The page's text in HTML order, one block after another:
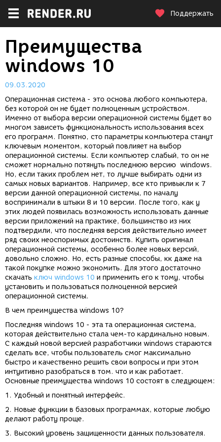
Поддержать
Преимущества
windows 10
09.03.2020
Операционная система - это основа любого компьютера,
без которой он не будет полноценным устройством.
Именно от выбора версии операционной системы будет во
многом зависеть функциональность использования всех
его программ. Понятно, сто параметры компьютера станут
ключевым моментом, который повлияет на выбор
операционной системы. Если компьютер слабый, то он не
сможет нормально потянуть последнюю версию windows.
Но, если таких проблем нет, то лучше выбирать одни из
самых новых вариантов. Например, все кто привыкли к 7
версии данной операционной системы, по началу
воспринимали в штыки 8 и 10 версии. После того, как у
этих людей появилась возможность использовать данные
версии приложений на практике, большинство из них
подтвердили, что последняя версия действительно имеет
ряд своих неоспоримых достоинств. Купить оригинал
операционной системы, особенно более новых версий,
довольно сложно. Но, есть разные способы, кк даже на
такой покупке можно экономить. Для этого достаточно
скачать ключ windows 10 и применить его к тому, чтобы
установить и пользоваться полноценной версией
операционной системы.
В чем преимущества windows 10?
Последняя windows 10 - эта та операционная система,
которая действительно стала чем-то кардинально новым.
С каждый новой версией разработчики windows стараются
сделать все, чтобы пользователь смог максимально
быстро и качественно решить свои вопросы и при этом
интуитивно разобраться в том. что и как работает.
Основные преимущества windows 10 состоят в следующем:
1. Удобный и понятный интерфейс.
2. Новые функции в базовых программах, которые любую
делают работу проще.
3. Высокий уровень защищенности данных пользователя.